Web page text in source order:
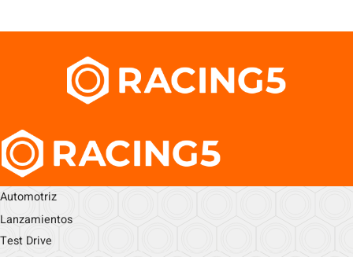
Automotriz
Lanzamientos
Test Drive